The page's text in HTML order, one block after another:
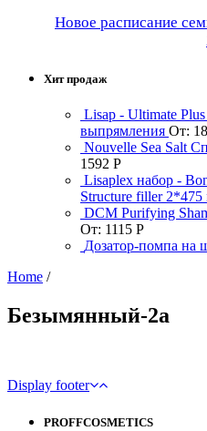
Новое расписание
Хит продаж
Lisap - Ultimate
выпрямления От:
Nouvelle Sea Salt
1592 Р
Lisaplex набор -
Structure filler 2*475
DCM Purifying
От: 1115 Р
Дозатор-помпа на
Home /
Безымянный-2а
Display footer
PROFFCOSMETICS